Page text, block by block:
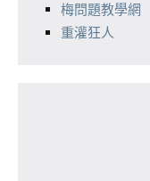
梅問題教學網
重灌狂人